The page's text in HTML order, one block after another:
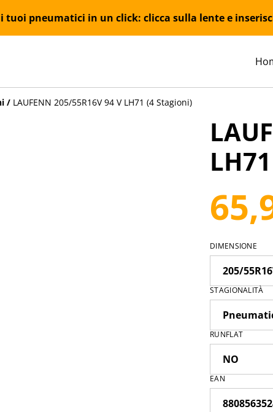
tuoi pneumatici in un click: clicca sulla lente e
/ LAUFENN 205/55R16V 94 V LH71 (4 Stagioni)
DIMENSIONE
STAGIONALITÀ
RUNFLAT
EAN